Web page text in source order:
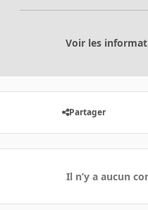
Voir les
Partager
Il n’y a aucun